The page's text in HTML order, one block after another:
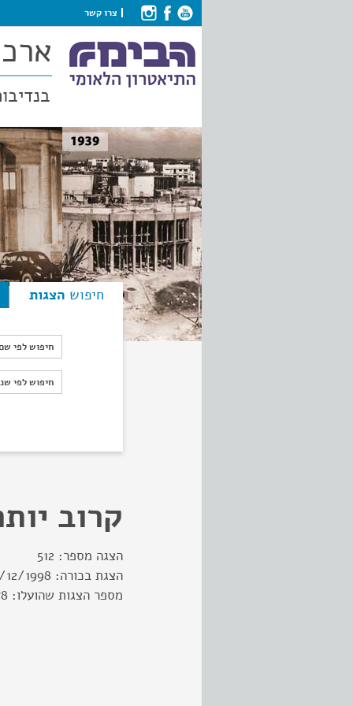
צרו קשר
חיפוש הצגות
חיפוש לפי
חיפוש לפי
חיפוש לפי
קרוב
הצגה מספר: 512
הצגת בכורה: 12/1998
מספר הצגות שהועלו: